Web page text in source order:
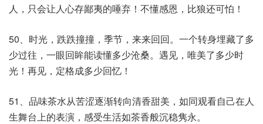
人，只会让人心存鄙夷的唾弃！不懂感恩，比狼还可怕！
50、时光，跌跌撞撞，季节，来来回回。一个转身埋藏了多
少过往，一眼回眸能读懂多少沧桑。遇见，唯美了多少时
光！再见，定格成多少回忆！
51、品味茶水从苦涩逐渐转向清香甜美，如同观看自己在人
生舞台上的表演，感受生活如茶香般沉稳隽永。